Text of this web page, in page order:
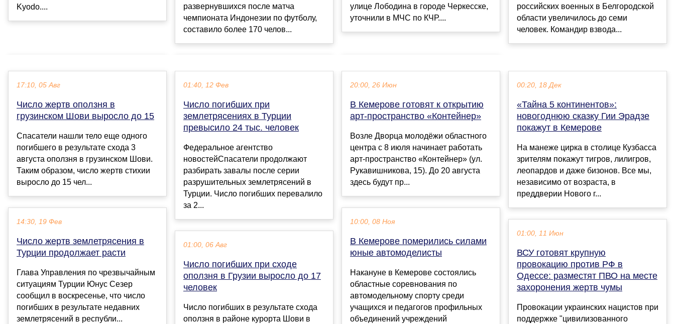
Kyodo....
развернувшихся после матча
чемпионата Индонезии по футболу,
составило более 170 челов...
улице Лободина в городе Черкесске,
уточнили в МЧС по КЧР....
российских военных в Белгородской
области увеличилось до семи
человек. Командир взвода...
17:10, 05 Авг
Число жертв оползня в
грузинском Шови выросло до 15
Спасатели нашли тело еще одного
погибшего в результате схода 3
августа оползня в грузинском Шови.
Таким образом, число жертв стихии
выросло до 15 чел...
14:30, 19 Фев
Число жертв землетрясения в
Турции продолжает расти
Глава Управления по чрезвычайным
ситуациям Турции Юнус Сезер
сообщил в воскресенье, что число
погибших в результате недавних
землетрясений в республи...
01:40, 12 Фев
Число погибших при
землетрясениях в Турции
превысило 24 тыс. человек
Федеральное агентство
новостейСпасатели продолжают
разбирать завалы после серии
разрушительных землетрясений в
Турции. Число погибших перевалило
за 2...
01:00, 06 Авг
Число погибших при сходе
оползня в Грузии выросло до 17
человек
Число погибших в результате схода
оползня в районе курорта Шови в
20:00, 26 Июн
В Кемерове готовят к открытию
арт-пространство «Контейнер»
Возле Дворца молодёжи областного
центра с 8 июля начинает работать
арт-пространство «Контейнер» (ул.
Рукавишникова, 15). До 20 августа
здесь будут пр...
10:00, 08 Ноя
В Кемерове померились силами
юные автомоделисты
Накануне в Кемерове состоялись
областные соревнования по
автомодельному спорту среди
учащихся и педагогов профильных
объединений учреждений
00:20, 18 Дек
«Тайна 5 континентов»:
новогоднюю сказку Гии Эрадзе
покажут в Кемерове
На манеже цирка в столице Кузбасса
зрителям покажут тигров, лилигров,
леопардов и даже бизонов. Все мы,
независимо от возраста, в
преддверии Нового г...
01:00, 11 Июн
ВСУ готовят крупную
провокацию против РФ в
Одессе: разместят ПВО на месте
захоронения жертв чумы
Провокации украинских нацистов при
поддержке "цивилизованного